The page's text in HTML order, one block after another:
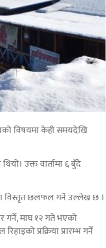
विषयमा केही समयदेखि
उक्त वार्तामा ६ बुँदे
विस्तृत छलफल गर्ने उल्लेख छ ।
गर्ने, माघ १२ गते भएको
प्रक्रिया प्रारम्भ गर्ने